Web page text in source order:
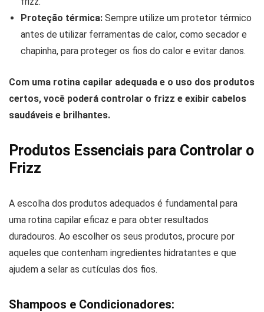
Proteção térmica: Sempre utilize um protetor térmico
antes de utilizar ferramentas de calor, como secador e
chapinha, para proteger os fios do calor e evitar danos.
Com uma rotina capilar adequada e o uso dos produtos
certos, você poderá controlar o frizz e exibir cabelos
saudáveis e brilhantes.
Produtos Essenciais para Controlar o
Frizz
A escolha dos produtos adequados é fundamental para
uma rotina capilar eficaz e para obter resultados
duradouros. Ao escolher os seus produtos, procure por
aqueles que contenham ingredientes hidratantes e que
ajudem a selar as cutículas dos fios.
Shampoos e Condicionadores: